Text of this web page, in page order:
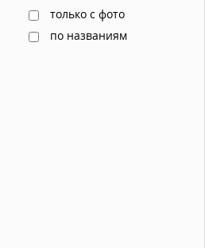
только с фото
по названиям